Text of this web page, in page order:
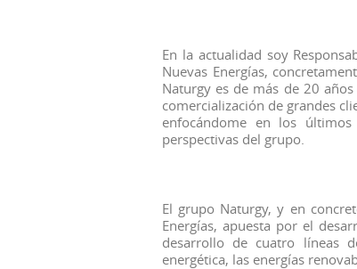
En la actualidad soy
Nuevas Energías,
Naturgy es de más de 20
comercialización de grandes
enfocándome en los
perspectivas del grupo.
El grupo Naturgy, y en
Energías, apuesta por el
desarrollo de cuatro líneas
energética, las energías